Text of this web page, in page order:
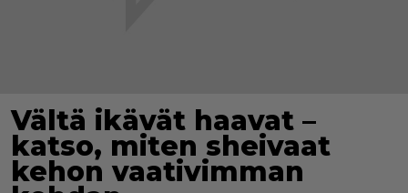
Vältä ikävät haavat –
katso, miten sheivaat
kehon vaativimman